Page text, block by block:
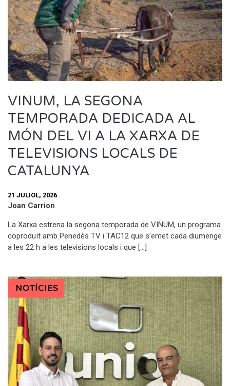
VINUM, LA SEGONA
TEMPORADA DEDICADA AL
MÓN DEL VI A LA XARXA DE
TELEVISIONS LOCALS DE
CATALUNYA
21 JULIOL, 2026
Joan Carrion
La Xarxa estrena la segona temporada de VINUM, un programa
coproduït amb Penedès TV i TAC12 que s’emet cada diumenge
a les 22 h a les televisions locals i que […]
NOTÍCIES